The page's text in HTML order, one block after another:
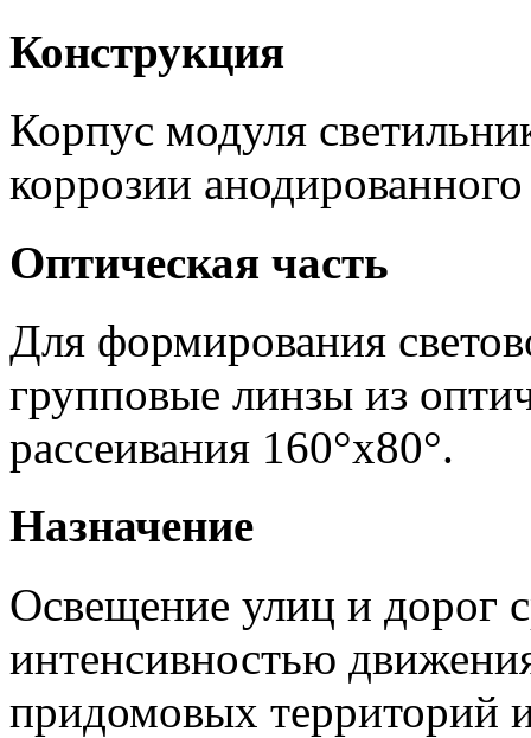
Конструкция
Корпус модуля
коррозии
Оптическая часть
Для формирования
групповые линзы из
рассеивания 160°х80°.
Назначение
Освещение улиц и дорог
интенсивностью
придомовых территорий